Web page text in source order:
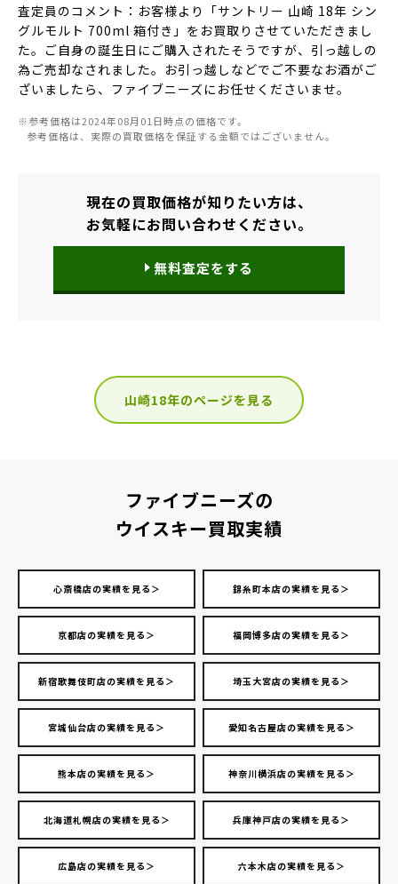
査定員のコメント：お客様より「サントリー 山崎 18年 シン
グルモルト 700ml 箱付き」をお買取りさせていただきまし
た。ご自身の誕生日にご購入されたそうですが、引っ越しの
為ご売却なされました。お引っ越しなどでご不要なお酒がご
ざいましたら、ファイブニーズにお任せくださいませ。
※参考価格は2024年08月01日時点の価格です。
参考価格は、実際の買取価格を保証する金額ではございません。
現在の買取価格が知りたい方は、
お気軽にお問い合わせください。
無料査定をする
山崎18年のページを見る
ファイブニーズの
ウイスキー買取実績
心斎橋店の実績を見る＞ 錦糸町本店の実績を見る＞
京都店の実績を見る＞ 福岡博多店の実績を見る＞
新宿歌舞伎町店の実績を見る＞ 埼玉大宮店の実績を見る＞
宮城仙台店の実績を見る＞ 愛知名古屋店の実績を見る＞
熊本店の実績を見る＞ 神奈川横浜店の実績を見る＞
北海道札幌店の実績を見る＞ 兵庫神戸店の実績を見る＞
広島店の実績を見る＞ 六本木店の実績を見る＞